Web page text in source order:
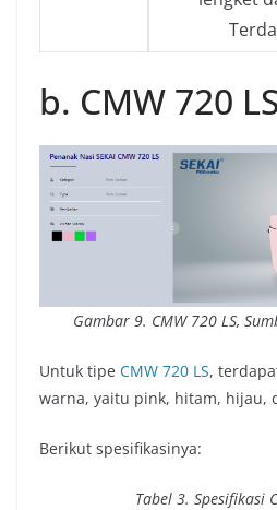
b. CMW 720 LS
Gambar 9. CMW 720 LS,
Untuk tipe CMW 720 LS,
warna, yaitu pink, hitam, hijau,
Berikut spesifikasinya:
Tabel 3. Spesifikasi